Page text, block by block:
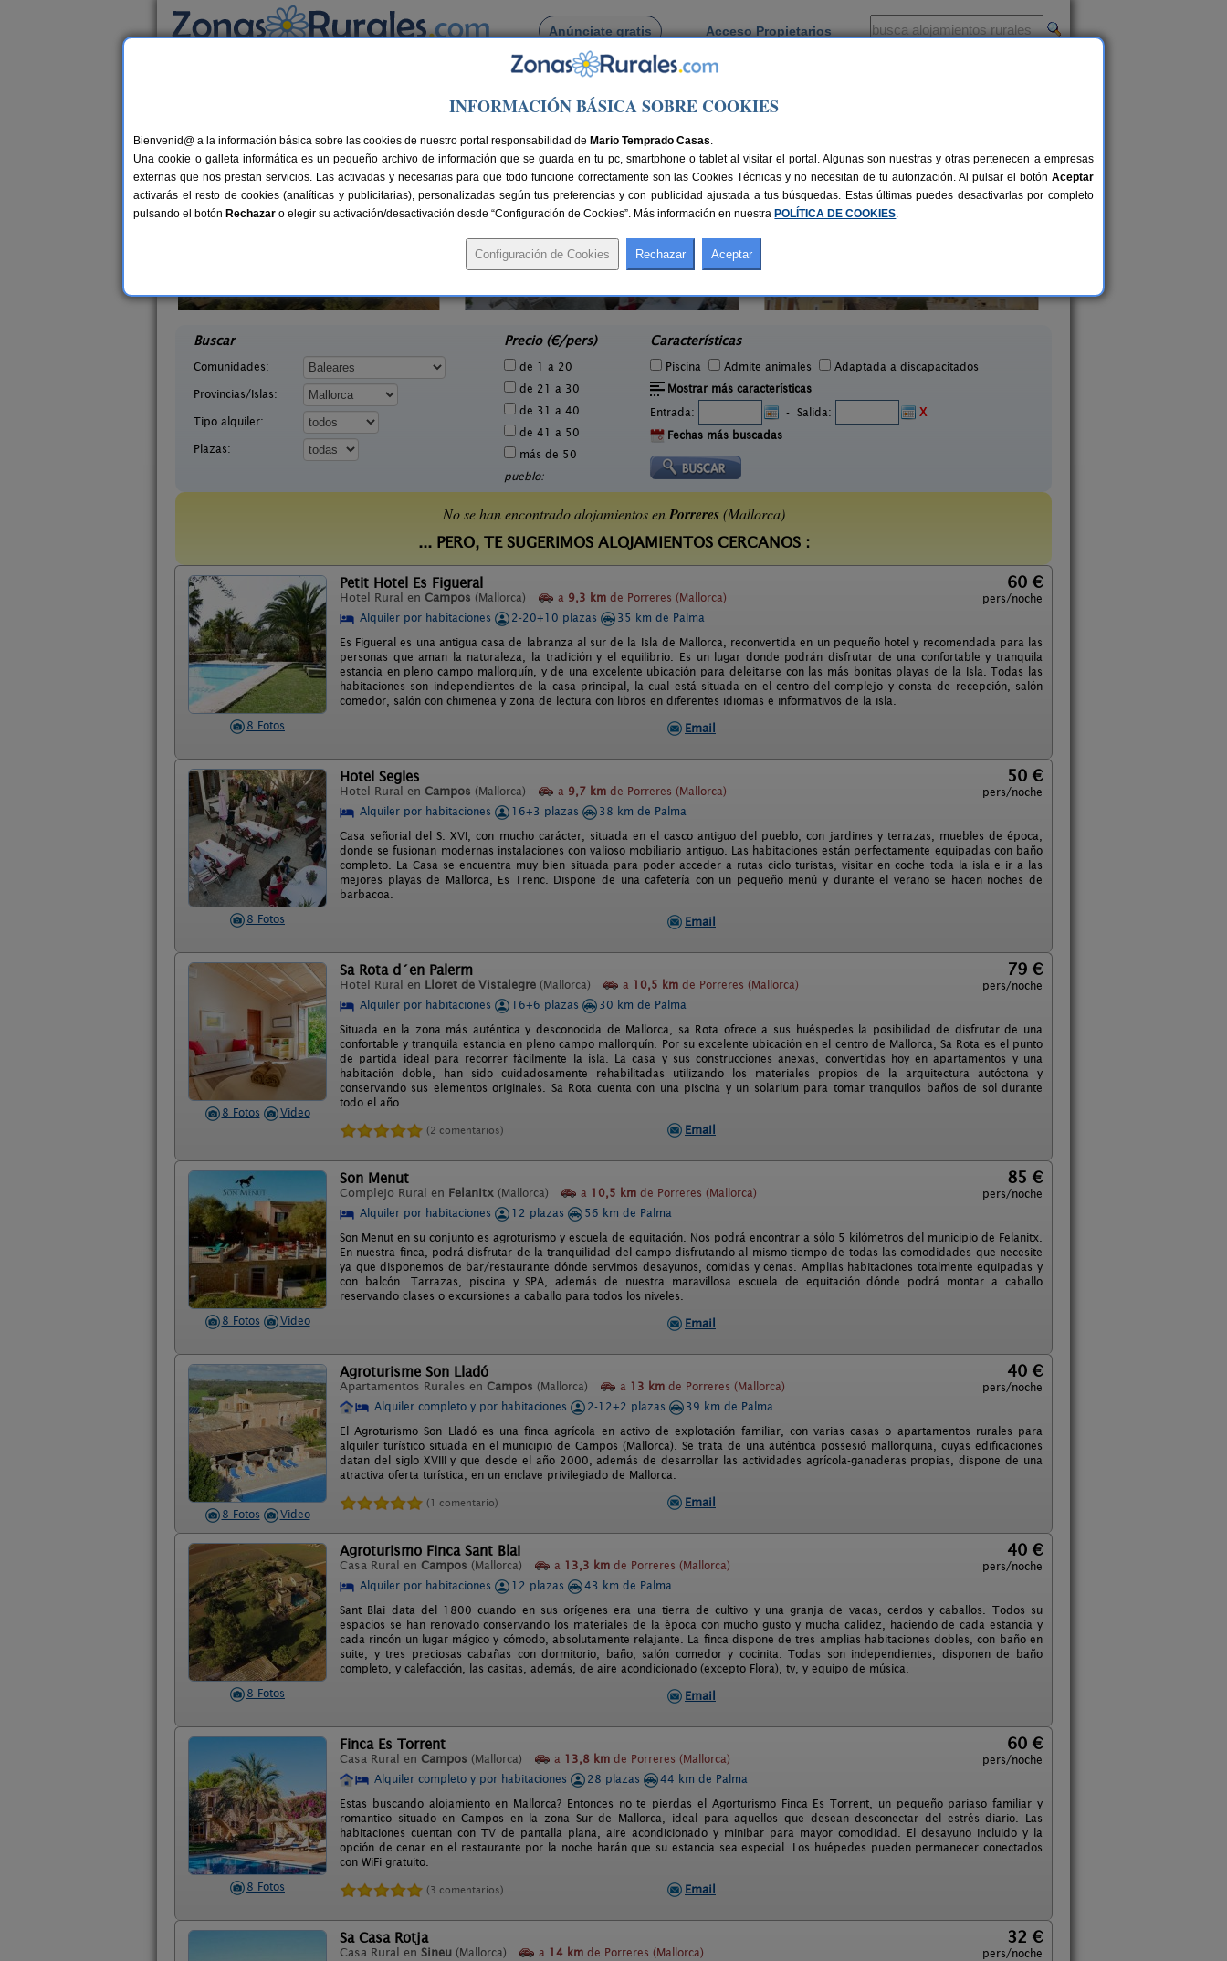
Anúnciate gratis Acceso Propietarios
Busca por pueblo
Casas Rurales cerca de Porreres
40 €
Finca Es Picot
Buscar
Comunidades:
Provincias/Islas:
Tipo alquiler:
Plazas:
Precio (€/pers)
de 1 a 20
de 21 a 30
de 31 a 40
de 41 a 50
más de 50
pueblo:
Características
Piscina Admite animales
Adaptada a discapacitados
Mostrar más características
Entrada:
- Salida:
X
Fechas más buscadas
No se han encontrado alojamientos enPorreres(Mallorca)
... PERO, TE SUGERIMOS ALOJAMIENTOS CERCANOS :
8 Fotos
Petit Hotel Es Figueral
Hotel Rural en Campos (Mallorca) a 9,3 km de Porreres (Mallorca)
60 €
pers/noche
Alquiler por habitaciones
2-20+10 plazas
35 km de Palma
Es Figueral es una antigua casa de labranza al sur de la Isla de Mallorca, reconvertida en un pequeño hotel y recomendada para las
personas que aman la naturaleza, la tradición y el equilibrio. Es un lugar donde podrán disfrutar de una confortable y tranquila
estancia en pleno campo mallorquín, y de una excelente ubicación para deleitarse con las más bonitas playas de la Isla. Todas las
habitaciones son independientes de la casa principal, la cual está situada en el centro del complejo y consta de recepción, salón
comedor, salón con chimenea y zona de lectura con libros en diferentes idiomas e informativos de la isla.
Email
8 Fotos
Hotel Segles
Hotel Rural en Campos (Mallorca) a 9,7 km de Porreres (Mallorca)
50 €
pers/noche
Alquiler por habitaciones
16+3 plazas
38 km de Palma
Casa señorial del S. XVI, con mucho carácter, situada en el casco antiguo del pueblo, con jardines y terrazas, muebles de época,
donde se fusionan modernas instalaciones con valioso mobiliario antiguo. Las habitaciones están perfectamente equipadas con baño
completo. La Casa se encuentra muy bien situada para poder acceder a rutas ciclo turistas, visitar en coche toda la isla e ir a las
mejores playas de Mallorca, Es Trenc. Dispone de una cafetería con un pequeño menú y durante el verano se hacen noches de
barbacoa.
Email
8 Fotos Video
Sa Rota d´en Palerm
Hotel Rural en Lloret de Vistalegre (Mallorca) a 10,5 km de Porreres (Mallorca)
79 €
pers/noche
Alquiler por habitaciones
16+6 plazas
30 km de Palma
Situada en la zona más auténtica y desconocida de Mallorca, sa Rota ofrece a sus huéspedes la posibilidad de disfrutar de una
confortable y tranquila estancia en pleno campo mallorquín. Por su excelente ubicación en el centro de Mallorca, Sa Rota es el punto
de partida ideal para recorrer fácilmente la isla. La casa y sus construcciones anexas, convertidas hoy en apartamentos y una
habitación doble, han sido cuidadosamente rehabilitadas utilizando los materiales propios de la arquitectura autóctona y
conservando sus elementos originales. Sa Rota cuenta con una piscina y un solarium para tomar tranquilos baños de sol durante
todo el año.
(2 comentarios) Email
8 Fotos Video
Son Menut
Complejo Rural en Felanitx (Mallorca) a 10,5 km de Porreres (Mallorca)
85 €
pers/noche
Alquiler por habitaciones
12 plazas
56 km de Palma
Son Menut en su conjunto es agroturismo y escuela de equitación. Nos podrá encontrar a sólo 5 kilómetros del municipio de Felanitx.
En nuestra finca, podrá disfrutar de la tranquilidad del campo disfrutando al mismo tiempo de todas las comodidades que necesite
ya que disponemos de bar/restaurante dónde servimos desayunos, comidas y cenas. Amplias habitaciones totalmente equipadas y
con balcón. Tarrazas, piscina y SPA, además de nuestra maravillosa escuela de equitación dónde podrá montar a caballo
reservando clases o excursiones a caballo para todos los niveles.
Email
8 Fotos Video
Agroturisme Son Lladó
Apartamentos Rurales en Campos (Mallorca) a 13 km de Porreres (Mallorca)
40 €
pers/noche
Alquiler completo y por habitaciones
2-12+2 plazas
39 km de Palma
El Agroturismo Son Lladó es una finca agrícola en activo de explotación familiar, con varias casas o apartamentos rurales para
alquiler turístico situada en el municipio de Campos (Mallorca). Se trata de una auténtica possesió mallorquina, cuyas edificaciones
datan del siglo XVIII y que desde el año 2000, además de desarrollar las actividades agrícola-ganaderas propias, dispone de una
atractiva oferta turística, en un enclave privilegiado de Mallorca.
(1 comentario) Email
8 Fotos
Agroturismo Finca Sant Blai
Casa Rural en Campos (Mallorca) a 13,3 km de Porreres (Mallorca)
40 €
pers/noche
Alquiler por habitaciones
12 plazas
43 km de Palma
Sant Blai data del 1800 cuando en sus orígenes era una tierra de cultivo y una granja de vacas, cerdos y caballos. Todos su
espacios se han renovado conservando los materiales de la época con mucho gusto y mucha calidez, haciendo de cada estancia y
cada rincón un lugar mágico y cómodo, absolutamente relajante. La finca dispone de tres amplias habitaciones dobles, con baño en
suite, y tres preciosas cabañas con dormitorio, baño, salón comedor y cocinita. Todas son independientes, disponen de baño
completo, y calefacción, las casitas, además, de aire acondicionado (excepto Flora), tv, y equipo de música.
Email
8 Fotos
Finca Es Torrent
Casa Rural en Campos (Mallorca) a 13,8 km de Porreres (Mallorca)
60 €
pers/noche
Alquiler completo y por habitaciones
28 plazas
44 km de Palma
Estas buscando alojamiento en Mallorca? Entonces no te pierdas el Agorturismo Finca Es Torrent, un pequeño pariaso familiar y
romantico situado en Campos en la zona Sur de Mallorca, ideal para aquellos que desean desconectar del estrés diario. Las
habitaciones cuentan con TV de pantalla plana, aire acondicionado y minibar para mayor comodidad. El desayuno incluido y la
opción de cenar en el restaurante por la noche harán que su estancia sea especial. Los huépedes pueden permanecer conectados
con WiFi gratuito.
(3 comentarios) Email
Sa Casa Rotja
Casa Rural en Sineu (Mallorca) a 14 km de Porreres (Mallorca)
32 €
pers/noche
INFORMACIÓN BÁSICA SOBRE COOKIES
Bienvenid@ a la información básica sobre las cookies de nuestro portal responsabilidad de Mario Temprado Casas.
Una cookie o galleta informática es un pequeño archivo de información que se guarda en tu pc, smartphone o tablet al visitar el portal. Algunas son nuestras y otras pertenecen a empresas
externas que nos prestan servicios. Las activadas y necesarias para que todo funcione correctamente son las Cookies Técnicas y no necesitan de tu autorización. Al pulsar el botón Aceptar
activarás el resto de cookies (analíticas y publicitarias), personalizadas según tus preferencias y con publicidad ajustada a tus búsquedas. Estas últimas puedes desactivarlas por completo
pulsando el botón Rechazar o elegir su activación/desactivación desde “Configuración de Cookies”. Más información en nuestra POLÍTICA DE COOKIES.